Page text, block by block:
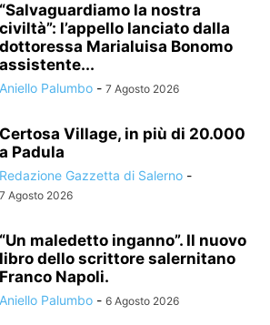
“Salvaguardiamo la nostra
civiltà”: l’appello lanciato dalla
dottoressa Marialuisa Bonomo
assistente...
Aniello Palumbo - 7 Agosto 2026
Certosa Village, in più di 20.000
a Padula
Redazione Gazzetta di Salerno -
7 Agosto 2026
“Un maledetto inganno”. Il nuovo
libro dello scrittore salernitano
Franco Napoli.
Aniello Palumbo - 6 Agosto 2026